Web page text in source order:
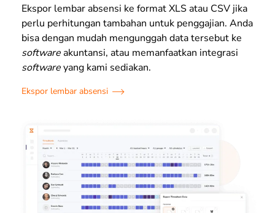
Ekspor lembar absensi ke format XLS atau CSV jika
perlu perhitungan tambahan untuk penggajian. Anda
bisa dengan mudah mengunggah data tersebut ke
softwareakuntansi, atau memanfaatkan integrasi
softwareyang kami sediakan.
Ekspor lembar absensi